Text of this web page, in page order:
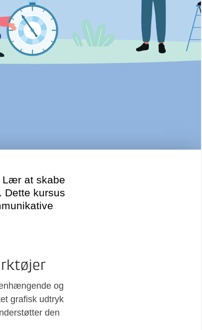
Lær at skabe
Dette kursus
og
grafisk udtryk
den